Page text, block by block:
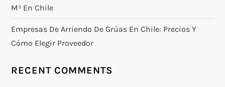
M³ En Chile
Empresas De Arriendo De Grúas En Chile: Precios Y
Cómo Elegir Proveedor
RECENT COMMENTS